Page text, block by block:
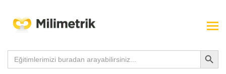
Search
for:
Search Button